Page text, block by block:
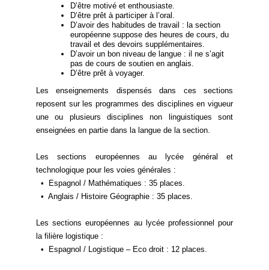
D’être motivé et enthousiaste.
D’être prêt à participer à l’oral.
D’avoir des habitudes de travail : la section
européenne suppose des heures de cours, du
travail et des devoirs supplémentaires.
D’avoir un bon niveau de langue : il ne s’agit
pas de cours de soutien en anglais.
D’être prêt à voyager.
Les enseignements dispensés dans ces sections
reposent sur les programmes des disciplines en vigueur
une ou plusieurs disciplines non linguistiques sont
enseignées en partie dans la langue de la section.
Les sections européennes au lycée général et
technologique pour les voies générales :
• Espagnol / Mathématiques : 35 places.
• Anglais / Histoire Géographie : 35 places.
Les sections européennes au lycée professionnel pour
la filière logistique :
• Espagnol / Logistique – Eco droit : 12 places.